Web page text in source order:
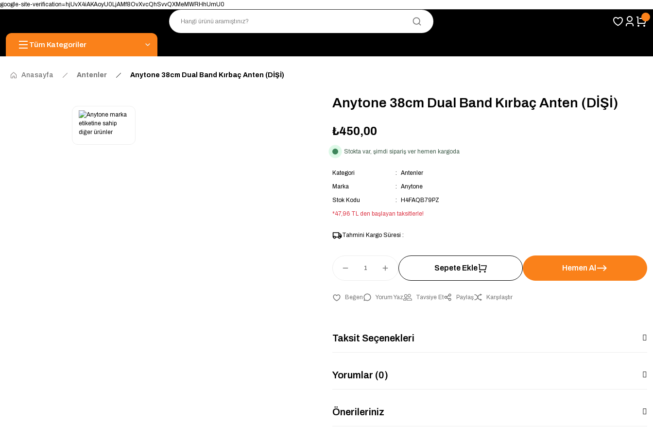
google-site-verification=hjUvX4iAKAoyU0LjAMf8OvXvcQhSvvQXMeMWRHhUmU0
Uygun Fiyat · Hızlı Teslimat
Tüm Kategoriler
Anasayfa Antenler Anytone 38cm Dual Band Kırbaç Anten (DİŞİ)
Anytone 38cm Dual Band Kırbaç Anten (DİŞİ)
₺450,00
Stokta var, şimdi sipariş ver hemen kargoda
Kategori
Antenler
Marka
Anytone
Stok Kodu
H4FAQB79PZ
*47,96 TL den başlayan taksitlerle!
Tahmini Kargo Süresi :
Sepete Ekle Hemen Al
Yorum Yaz Tavsiye Et Paylaş Karşılaştır
Taksit Seçenekleri
Yorumlar (0)
Önerileriniz